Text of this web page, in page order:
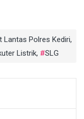
Lantas Polres Kediri,
Listrik, SLG